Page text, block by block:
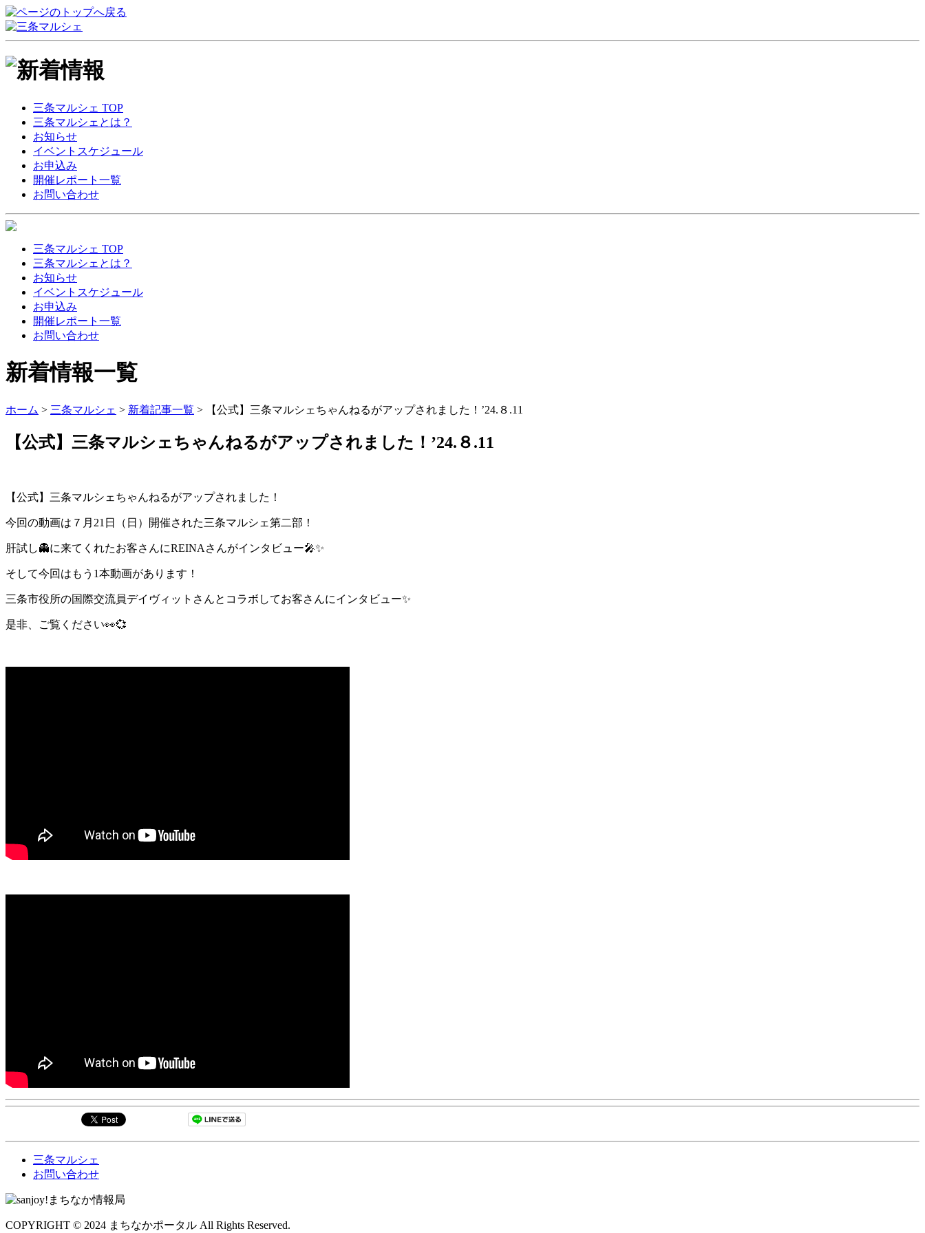
三条マルシェ TOP
三条マルシェとは？
お知らせ
イベントスケジュール
お申込み
開催レポート一覧
お問い合わせ
三条マルシェ TOP
三条マルシェとは？
お知らせ
イベントスケジュール
お申込み
開催レポート一覧
お問い合わせ
新着情報一覧
ホーム > 三条マルシェ > 新着記事一覧 > 【公式】三条マルシェちゃんねるがアップされました！’24.８.11
【公式】三条マルシェちゃんねるがアップされました！’24.８.11
【公式】三条マルシェちゃんねるがアップされました！
今回の動画は７月21日（日）開催された三条マルシェ第二部！
肝試し👻に来てくれたお客さんにREINAさんがインタビュー🎤✨
そして今回はもう1本動画があります！
三条市役所の国際交流員デイヴィットさんとコラボしてお客さんにインタビュー✨
是非、ご覧ください👀💞
三条マルシェ
お問い合わせ
COPYRIGHT © 2024 まちなかポータル All Rights Reserved.